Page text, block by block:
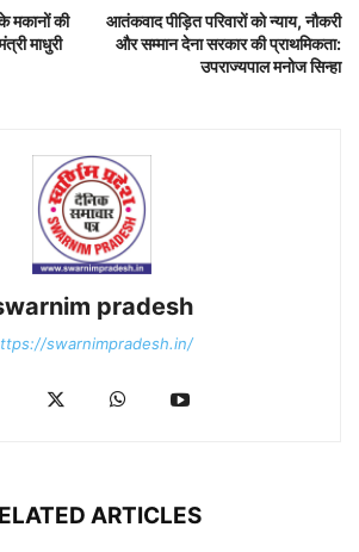
मकानों की
माधुरी
आतंकवाद पीड़ित परिवारों को न्याय, नौकरी
और सम्मान देना सरकार की प्राथमिकता:
उपराज्यपाल मनोज सिन्हा
pradesh
swarnimpradesh.in/
ARTICLES